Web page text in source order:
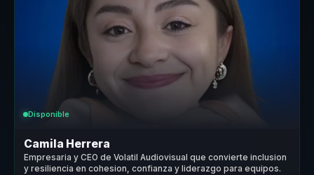
Disponible
Camila Herrera
Empresaria y CEO de Volatil Audiovisual que convierte inclusion
y resiliencia en cohesion, confianza y liderazgo para equipos.